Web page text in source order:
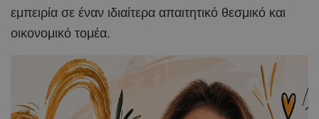
εμπειρία σε έναν ιδιαίτερα απαιτητικό θεσμικό και
οικονομικό τομέα.